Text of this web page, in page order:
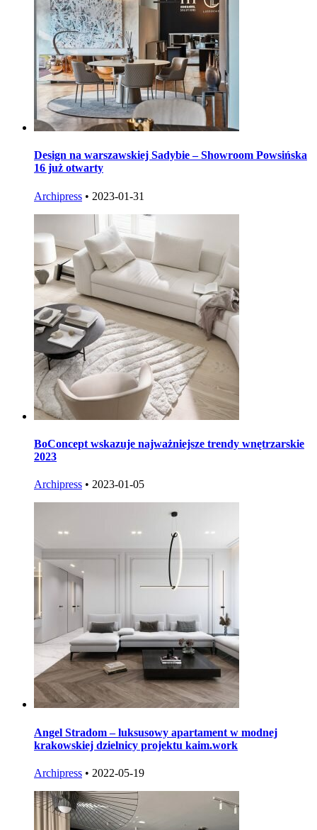
Design na warszawskiej Sadybie – Showroom Powsińska
16 już otwarty
Archipress • 2023-01-31
BoConcept wskazuje najważniejsze trendy wnętrzarskie
2023
Archipress • 2023-01-05
Angel Stradom – luksusowy apartament w modnej
krakowskiej dzielnicy projektu kaim.work
Archipress • 2022-05-19